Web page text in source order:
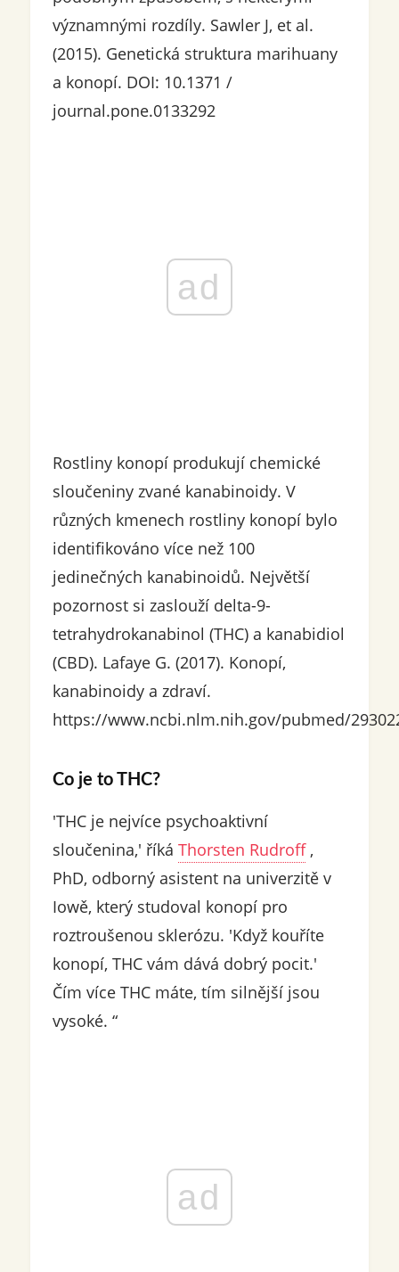
významnými rozdíly. Sawler J, et al.
(2015). Genetická struktura marihuany
a konopí. DOI: 10.1371 /
journal.pone.0133292
ad
Rostliny konopí produkují chemické
sloučeniny zvané kanabinoidy. V
různých kmenech rostliny konopí bylo
identifikováno více než 100
jedinečných kanabinoidů. Největší
pozornost si zaslouží delta-9-
tetrahydrokanabinol (THC) a kanabidiol
(CBD). Lafaye G. (2017). Konopí,
kanabinoidy a zdraví.
https://www.ncbi.nlm.nih.gov/pubmed/
Co je to THC?
'THC je nejvíce psychoaktivní
sloučenina,' říká Thorsten Rudroff,
PhD, odborný asistent na univerzitě v
Iowě, který studoval konopí pro
roztroušenou sklerózu. 'Když kouříte
konopí, THC vám dává dobrý pocit.'
Čím více THC máte, tím silnější jsou
vysoké. “
ad